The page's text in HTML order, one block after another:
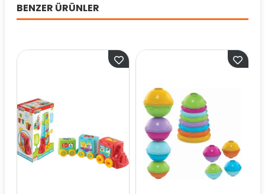
BENZER ÜRÜNLER